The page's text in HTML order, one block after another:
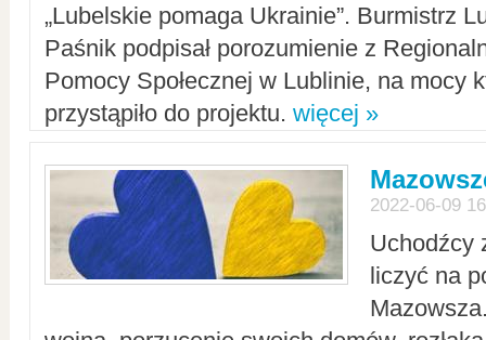
„Lubelskie pomaga Ukrainie”. Burmistrz
Paśnik podpisał porozumienie z
Pomocy Społecznej w Lublinie, na mocy
przystąpiło do projektu. więcej »
2022-06-09
Uchodźcy
liczyć na